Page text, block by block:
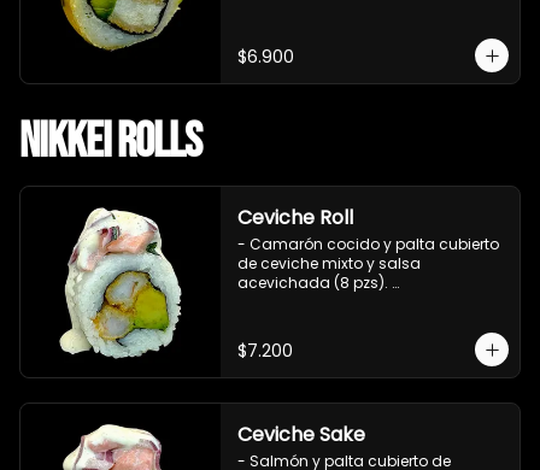
$6.900
Nikkei Rolls
Ceviche Roll
- Camarón cocido y palta cubierto
de ceviche mixto y salsa
acevichada (8 pzs).
$7.200
Ceviche Sake
- Salmón y palta cubierto de